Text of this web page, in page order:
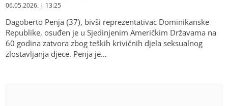
06.05.2026. | 13:25
Dagoberto Penja (37), bivši reprezentativac Dominikanske
Republike, osuđen je u Sjedinjenim Američkim Državama na
60 godina zatvora zbog teških krivičnih djela seksualnog
zlostavljanja djece. Penja je…